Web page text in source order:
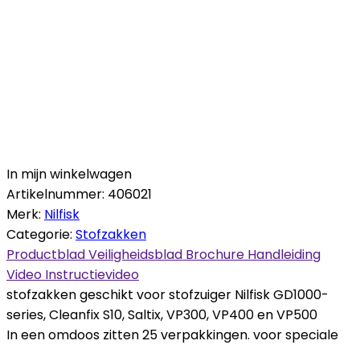
In mijn winkelwagen
Artikelnummer: 406021
Merk: Nilfisk
Categorie: Stofzakken
ProductbladVeiligheidsblad Brochure Handleiding
Video Instructievideo
stofzakken geschikt voor stofzuiger Nilfisk GD1000-
series, Cleanfix S10, Saltix, VP300, VP400 en VP500
In een omdoos zitten 25 verpakkingen. voor speciale